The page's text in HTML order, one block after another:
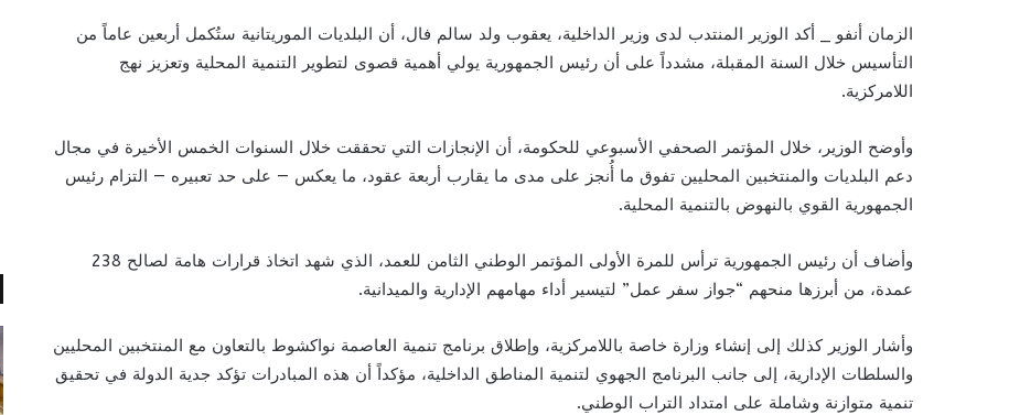
الزمان أنفو _ أكد الوزير المنتدب لدى وزير الداخلية، يعقوب ولد سالم فال، أن البلديات الموريتانية ستُكمل أربعين عاماً من
التأسيس خلال السنة المقبلة، مشدداً على أن رئيس الجمهورية يولي أهمية قصوى لتطوير التنمية المحلية وتعزيز نهج
اللامركزية.
وأوضح الوزير، خلال المؤتمر الصحفي الأسبوعي للحكومة، أن الإنجازات التي تحققت خلال السنوات الخمس الأخيرة في مجال
دعم البلديات والمنتخبين المحليين تفوق ما أُنجز على مدى ما يقارب أربعة عقود، ما يعكس — على حد تعبيره — التزام رئيس
الجمهورية القوي بالنهوض بالتنمية المحلية.
وأضاف أن رئيس الجمهورية ترأس للمرة الأولى المؤتمر الوطني الثامن للعمد، الذي شهد اتخاذ قرارات هامة لصالح 238
عمدة، من أبرزها منحهم “جواز سفر عمل” لتيسير أداء مهامهم الإدارية والميدانية.
وأشار الوزير كذلك إلى إنشاء وزارة خاصة باللامركزية، وإطلاق برنامج تنمية العاصمة نواكشوط بالتعاون مع المنتخبين المحليين
والسلطات الإدارية، إلى جانب البرنامج الجهوي لتنمية المناطق الداخلية، مؤكداً أن هذه المبادرات تؤكد جدية الدولة في تحقيق
تنمية متوازنة وشاملة على امتداد التراب الوطني.